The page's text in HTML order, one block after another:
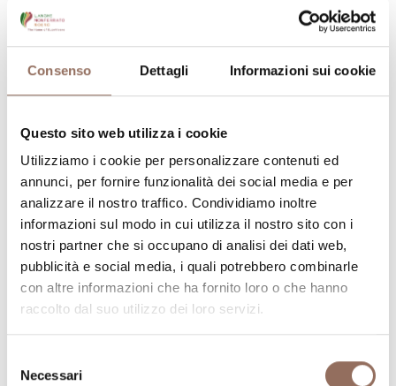
Consenso Dettagli Informazioni sui cookie
Questo sito web utilizza i cookie
Utilizziamo i cookie per personalizzare contenuti ed
annunci, per fornire funzionalità dei social media e per
analizzare il nostro traffico. Condividiamo inoltre
informazioni sul modo in cui utilizza il nostro sito con i
nostri partner che si occupano di analisi dei dati web,
pubblicità e social media, i quali potrebbero combinarle
con altre informazioni che ha fornito loro o che hanno
raccolto dal suo utilizzo dei loro servizi.
delNecessari
Monferrato
IAT Nizza Monferrato
Via Carlo Alberto angolo Piazza Martiri d'Alessandria,
Nizza Monferrato (AT)
+39 0141 441 565-iat@comune.nizza.at.it-Sito web
Scopri di più